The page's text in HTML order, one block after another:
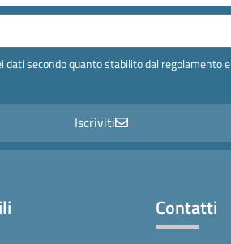
secondo quanto stabilito dal regolamento
Iscriviti
Contatti